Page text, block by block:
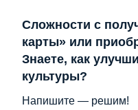
Сложности с
карты» или
Знаете, как
культуры?
Напишите — решим!